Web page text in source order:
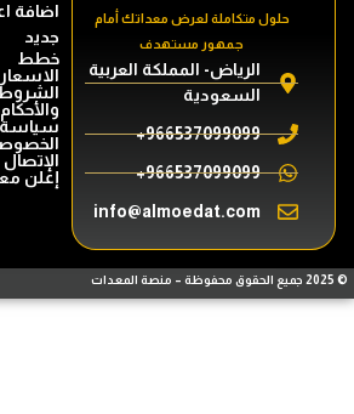
حلول متكاملة لعرض معداتك أمام
جمهور مستهدف
الرياض- المملكة العربية
السعودية
966537099099+
966537099099+
info@almoedat.com
اضافة اعلان
جديد
خطط
الاسعار
الشروط
والأحكام
سياسة
الخصوصية
الإتصال بنا
إعلن معنا